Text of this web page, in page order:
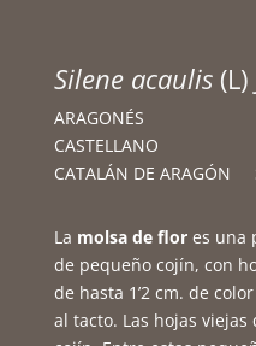
Silene acaulis(L)
ARAGONÉS
CASTELLANO
CATALÁN DE ARAGÓN
La molsa de flores una
de pequeño cojín, con
de hasta 1’2 cm. de
al tacto. Las hojas